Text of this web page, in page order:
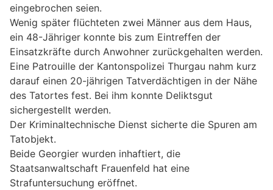
eingebrochen seien.
Wenig später flüchteten zwei Männer aus dem Haus,
ein 48-Jähriger konnte bis zum Eintreffen der
Einsatzkräfte durch Anwohner zurückgehalten werden.
Eine Patrouille der Kantonspolizei Thurgau nahm kurz
darauf einen 20-jährigen Tatverdächtigen in der Nähe
des Tatortes fest. Bei ihm konnte Deliktsgut
sichergestellt werden.
Der Kriminaltechnische Dienst sicherte die Spuren am
Tatobjekt.
Beide Georgier wurden inhaftiert, die
Staatsanwaltschaft Frauenfeld hat eine
Strafuntersuchung eröffnet.